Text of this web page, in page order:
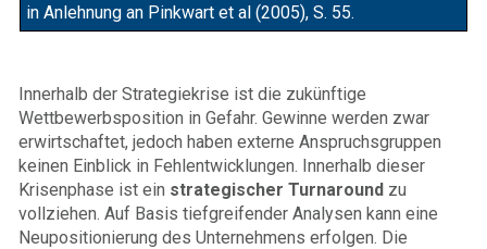
in Anlehnung an Pinkwart et al (2005), S. 55.
Innerhalb der Strategiekrise ist die zukünftige
Wettbewerbsposition in Gefahr. Gewinne werden zwar
erwirtschaftet, jedoch haben externe Anspruchsgruppen
keinen Einblick in Fehlentwicklungen. Innerhalb dieser
Krisenphase ist ein strategischer Turnaround zu
vollziehen. Auf Basis tiefgreifender Analysen kann eine
Neupositionierung des Unternehmens erfolgen. Die